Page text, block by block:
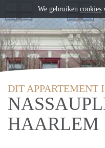
DIT APPARTEMENT
HAARLEM
We gebruiken cookies